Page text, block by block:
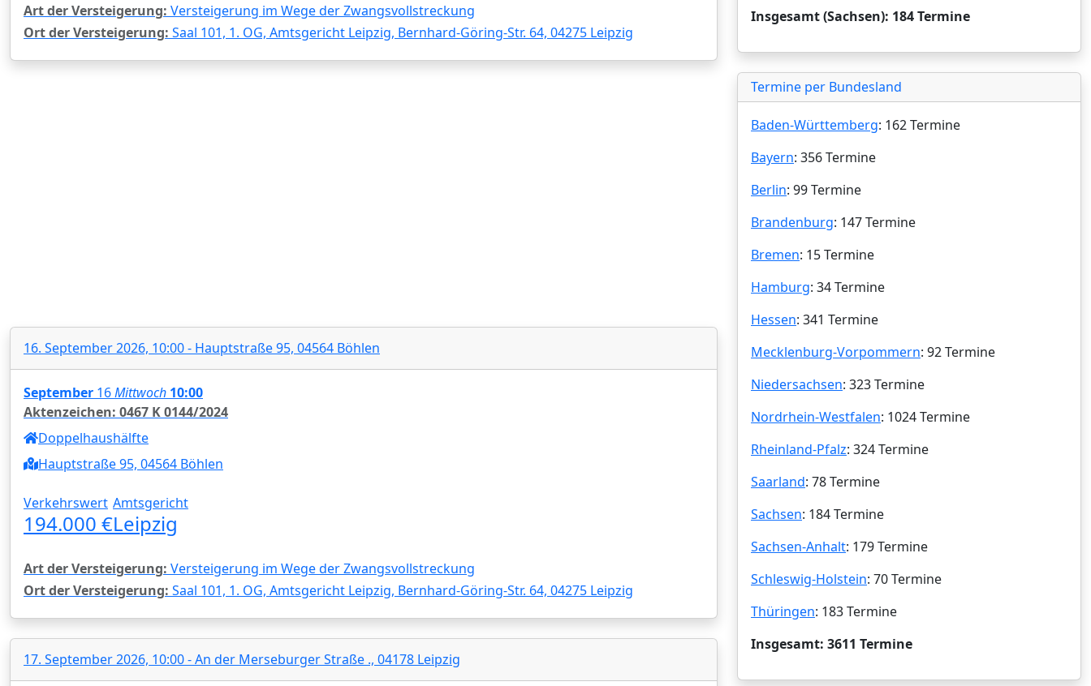
Art der Versteigerung: Versteigerung im Wege der Zwangsvollstreckung
Ort der Versteigerung: Saal 101, 1. OG, Amtsgericht Leipzig, Bernhard-Göring-Str. 64, 04275 Leipzig
16. September 2026, 10:00 - Hauptstraße 95, 04564 Böhlen
September 16Mittwoch 10:00
Aktenzeichen: 0467 K 0144/2024
Doppelhaushälfte
Hauptstraße 95, 04564 Böhlen
Verkehrswert
194.000 €
Amtsgericht
Leipzig
Art der Versteigerung: Versteigerung im Wege der Zwangsvollstreckung
Ort der Versteigerung: Saal 101, 1. OG, Amtsgericht Leipzig, Bernhard-Göring-Str. 64, 04275 Leipzig
17. September 2026, 10:00 - An der Merseburger Straße ., 04178 Leipzig
Insgesamt (Sachsen): 184 Termine
Termine per Bundesland
Baden-Württemberg: 162 Termine
Bayern: 356 Termine
Berlin: 99 Termine
Brandenburg: 147 Termine
Bremen: 15 Termine
Hamburg: 34 Termine
Hessen: 341 Termine
Mecklenburg-Vorpommern: 92 Termine
Niedersachsen: 323 Termine
Nordrhein-Westfalen: 1024 Termine
Rheinland-Pfalz: 324 Termine
Saarland: 78 Termine
Sachsen: 184 Termine
Sachsen-Anhalt: 179 Termine
Schleswig-Holstein: 70 Termine
Thüringen: 183 Termine
Insgesamt: 3611 Termine